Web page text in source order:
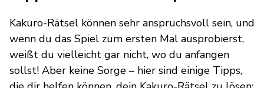
Kakuro-Rätsel können sehr anspruchsvoll sein, und
wenn du das Spiel zum ersten Mal ausprobierst,
weißt du vielleicht gar nicht, wo du anfangen
sollst! Aber keine Sorge – hier sind einige Tipps,